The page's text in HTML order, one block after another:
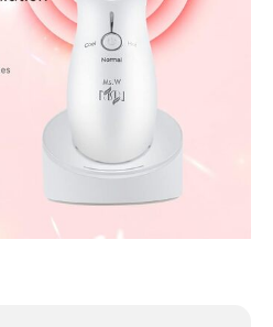
âges. [Recharge sans fil]
la technologie de
recharge a été mise à
niveau pour réaliser que
l'interface de base existe
en même temps que la
recharge USB du corps.
a une base de recharge.
Vous pouvez facilement